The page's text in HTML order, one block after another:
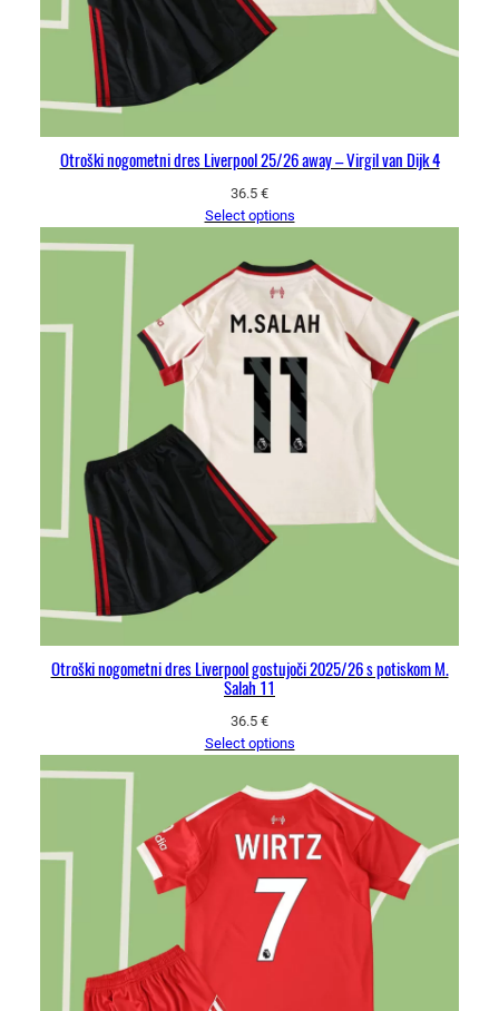
Otroški nogometni dres Liverpool 25/26 away – Virgil van Dijk 4
36.5 €
Select options
Otroški nogometni dres Liverpool gostujoči 2025/26 s potiskom M.
Salah 11
36.5 €
Select options